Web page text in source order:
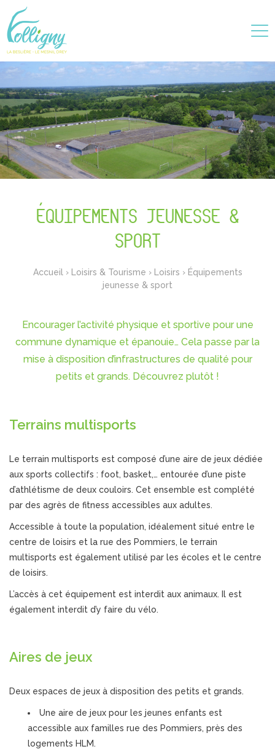
ÉQUIPEMENTS JEUNESSE &
SPORT
Accueil › Loisirs & Tourisme › Loisirs › Équipements
jeunesse & sport
Encourager l’activité physique et sportive pour une
commune dynamique et épanouie… Cela passe par la
mise à disposition d’infrastructures de qualité pour
petits et grands. Découvrez plutôt !
Terrains multisports
Le terrain multisports est composé d’une aire de jeux dédiée
aux sports collectifs : foot, basket,… entourée d’une piste
d’athlétisme de deux couloirs. Cet ensemble est complété
par des agrès de fitness accessibles aux adultes.
Accessible à toute la population, idéalement situé entre le
centre de loisirs et la rue des Pommiers, le terrain
multisports est également utilisé par les écoles et le centre
de loisirs.
L’accès à cet équipement est interdit aux animaux. Il est
également interdit d’y faire du vélo.
Aires de jeux
Deux espaces de jeux à disposition des petits et grands.
Une aire de jeux pour les jeunes enfants est
accessible aux familles rue des Pommiers, près des
logements HLM.